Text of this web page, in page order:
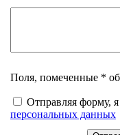
Поля, помеченные *
Отправляя форму,
персональных данных